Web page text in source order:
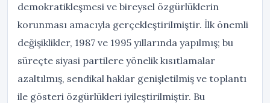
demokratikleşmesi ve bireysel özgürlüklerin
korunması amacıyla gerçekleştirilmiştir. İlk önemli
değişiklikler, 1987 ve 1995 yıllarında yapılmış; bu
süreçte siyasi partilere yönelik kısıtlamalar
azaltılmış, sendikal haklar genişletilmiş ve toplantı
ile gösteri özgürlükleri iyileştirilmiştir. Bu